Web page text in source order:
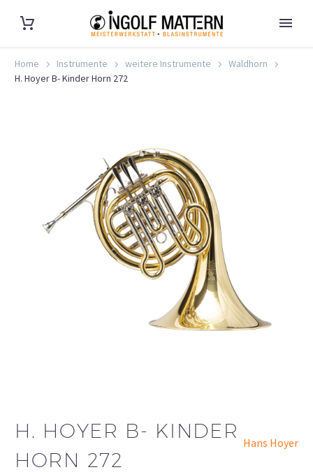
Home Instrumente weitere Instrumente
Waldhorn
H. Hoyer B- Kinder Horn 272
H. HOYER B- KINDER
HORN 272
Hans Hoyer